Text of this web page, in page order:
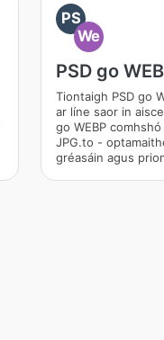
PS
We
PSD go
Tiontaigh PSD go
ar líne saor in
go WEBP
JPG.to -
gréasáin agus